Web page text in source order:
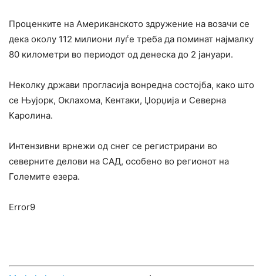
Проценките на Американското здружение на возачи се
дека околу 112 милиони луѓе треба да поминат најмалку
80 километри во периодот од денеска до 2 јануари.
Неколку држави прогласија вонредна состојба, како што
се Њујорк, Оклахома, Кентаки, Џорџија и Северна
Каролина.
Интензивни врнежи од снег се регистрирани во
северните делови на САД, особено во регионот на
Големите езера.
Error9